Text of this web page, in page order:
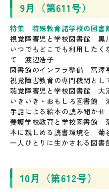
9月（第611号）
特集 特殊教育諸学校の図書
視覚障害児と学校図書館 黒
いつでもどこでも利用したく
て 渡辺浩子
図書館のインフラ整備 冨澤
視覚障害教育の専門機関と
聴覚障害児と学校図書館 大
いきいき・おもしろ図書館
手話による絵本の読み聞か
養護学校教育と学校図書館
本に親しめる読書環境を 菊
一人ひとりに生かされる図
10月（第612号）